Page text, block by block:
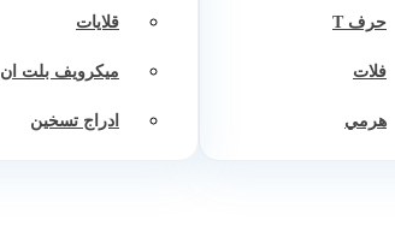
حرف T
فلات
هرمي
قلايات
ميكرويف بلت ان
ادراج تسخين